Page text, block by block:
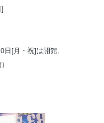
日[月・祝]は開館、